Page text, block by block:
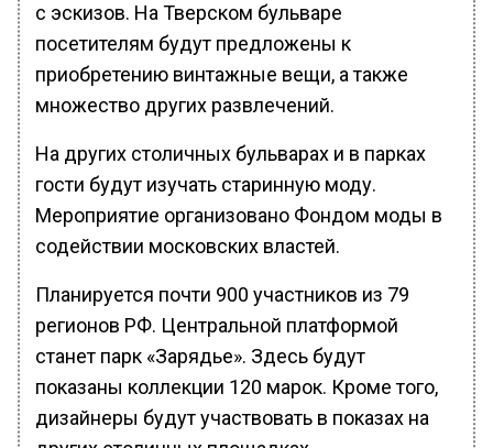
с эскизов. На Тверском бульваре
посетителям будут предложены к
приобретению винтажные вещи, а также
множество других развлечений.
На других столичных бульварах и в парках
гости будут изучать старинную моду.
Мероприятие организовано Фондом моды в
содействии московских властей.
Планируется почти 900 участников из 79
регионов РФ. Центральной платформой
станет парк «Зарядье». Здесь будут
показаны коллекции 120 марок. Кроме того,
дизайнеры будут участвовать в показах на